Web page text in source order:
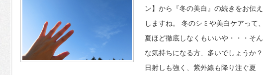
ン】から『冬の美白』の続きをお伝え
しますね。 冬のシミや美白ケアって、
夏ほど徹底しなくもいいや・・・そん
な気持ちになる方、多いでしょうか？
日射しも強く、紫外線も降り注ぐ夏